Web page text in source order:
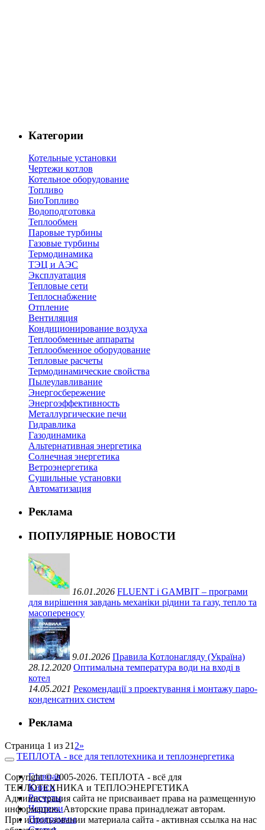
Категории
Котельные установки
Чертежи котлов
Котельное оборудование
Топливо
БиоТопливо
Водоподготовка
Теплообмен
Паровые турбины
Газовые турбины
Термодинамика
ТЭЦ и АЭС
Эксплуатация
Тепловые сети
Теплоснабжение
Отпление
Вентиляция
Кондиционирование воздуха
Теплообменные аппараты
Теплообменное оборудование
Тепловые расчеты
Термодинамические свойства
Пылеулавливание
Энергосбережение
Энергоэффективность
Металлургические печи
Гидравлика
Газодинамика
Альтернативная энергетика
Солнечная энергетика
Ветроэнергетика
Сушильные установки
Автоматизация
Реклама
ПОПУЛЯРНЫЕ НОВОСТИ
16.01.2026 FLUENT і GAMBIT – програми
для вирішення завдань механіки рідини та газу, тепло та
масопереносу
9.01.2026 Правила Котлонагляду (Україна)
28.12.2020 Оптимальна температура води на вході в
котел
14.05.2021 Рекомендації з проектування і монтажу паро-
конденсатних систем
Реклама
Страница 1 из 21 2»
ТЕПЛОТА - все для теплотехника и теплоэнергетика
Главная
Книги
Расчеты
Чертежи
Программы
Copyright © 2005-2026. ТЕПЛОТА - всё для
ТЕПЛОТЕХНИКА и ТЕПЛОЭНЕРГЕТИКА
Администрация сайта не присваивает права на размещенную
информацию. Авторские права принадлежат авторам.
При использовании материала сайта - активная ссылка на нас